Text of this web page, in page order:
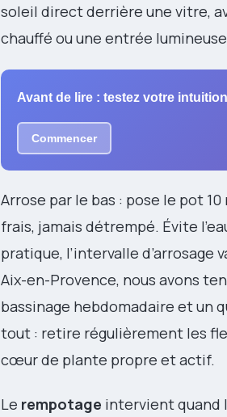
soleil direct derrière une vitre,
chauffé ou une entrée
Avant de lire : testez votre intuition
Commencer
Arrose par le bas : pose le pot
frais, jamais détrempé. Évite
pratique, l’intervalle d’arrosage
Aix-en-Provence, nous avons
bassinage hebdomadaire et un
tout : retire régulièrement les
cœur de plante propre et actif.
Le rempotage intervient quand